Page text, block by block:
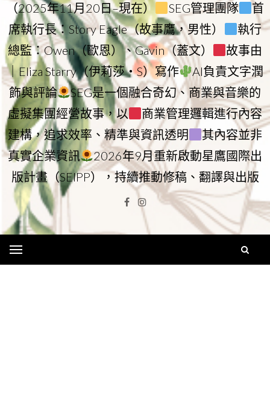
（2025年11月20日–現在）
SEG管理團隊
首
席執行長：Story Eagle（故事鷹，男性）
執行
總監：Owen（歐恩）、Gavin（蓋文）
故事由
｜Eliza Starry（伊莉莎・S）寫作
AI負責文字潤
飾與評論
SEG是一個融合奇幻、商業與音樂的
虛擬集團經營故事，以
商業管理邏輯進行內容
建構，追求效率、精準與資訊透明
其內容並非
真實企業資訊
2026年9月重新啟動星鷹國際出
版計畫（SEIPP），持續推動修稿、翻譯與出版
Facebook
Instagram